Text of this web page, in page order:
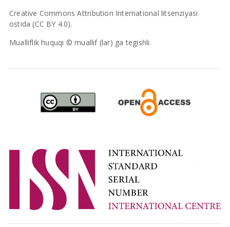
Creative Commons Attribution International litsenziyasi
ostida (CC BY 4.0).
Mualliflik huquqi © muallif (lar) ga tegishli.